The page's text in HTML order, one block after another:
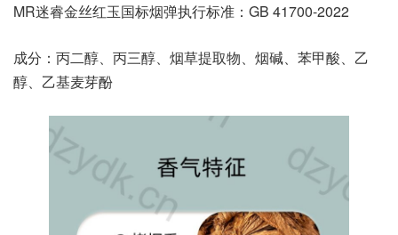
MR迷睿金丝红玉国标烟弹执行标准：GB 41700-2022
成分：丙二醇、丙三醇、烟草提取物、烟碱、苯甲酸、乙
醇、乙基麦芽酚